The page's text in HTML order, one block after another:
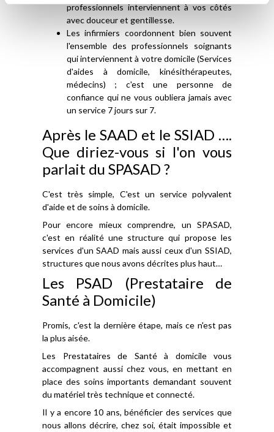
professionnels interviennent à vos côtés
avec douceur et gentillesse.
Les infirmiers coordonnent bien souvent
l'ensemble des professionnels soignants
qui interviennent à votre domicile (Services
d'aides à domicile, kinésithérapeutes,
médecins) ; c'est une personne de
confiance qui ne vous oubliera jamais avec
un service 7 jours sur 7.
Après le SAAD et le SSIAD ….
Que diriez-vous si l'on vous
parlait du SPASAD ?
C'est très simple, C'est un service polyvalent
d'aide et de soins à domicile.
Pour encore mieux comprendre, un SPASAD,
c'est en réalité une structure qui propose les
services d'un SAAD mais aussi ceux d'un SSIAD,
structures que nous avons décrites plus haut…
Les PSAD (Prestataire de
Santé à Domicile)
Promis, c'est la dernière étape, mais ce n'est pas
la plus aisée.
Les Prestataires de Santé à domicile vous
accompagnent aussi chez vous, en mettant en
place des soins importants demandant souvent
du matériel très technique et connecté.
Il y a encore 10 ans, bénéficier des services que
nous allons décrire, chez soi, était impossible et